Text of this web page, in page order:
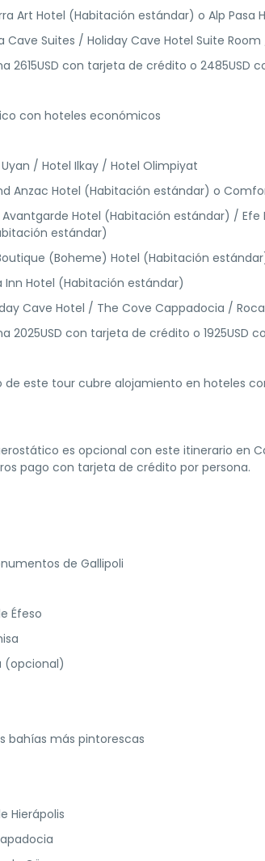
Art Hotel (Habitación estándar) o Alp Pasa
Cave Suites / Holiday Cave Hotel Suite
2615USD con tarjeta de crédito o 2485USD
con hoteles económicos
/ Hotel Ilkay / Hotel Olimpiyat
Anzac Hotel (Habitación estándar) o
Avantgarde Hotel (Habitación estándar) /
estándar)
(Boheme) Hotel (Habitación
Inn Hotel (Habitación estándar)
Cave Hotel / The Cove Cappadocia /
2025USD con tarjeta de crédito o 1925USD
de este tour cubre alojamiento en hoteles
es opcional con este itinerario en
pago con tarjeta de crédito por persona.
de Gallipoli
Éfeso
(opcional)
bahías más pintorescas
Hierápolis